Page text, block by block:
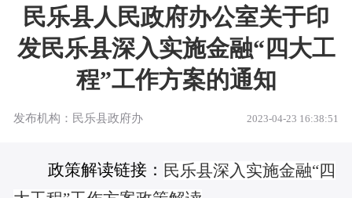
民乐县人民政府办公室关于印
发民乐县深入实施金融“四大工
程”工作方案的通知
发布机构：民乐县政府办 2023-04-23 16:38:51
政策解读链接： 民乐县深入实施金融“四